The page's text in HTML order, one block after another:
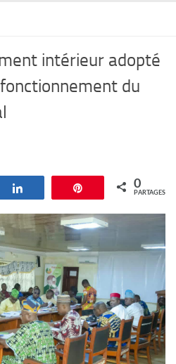
intérieur adopté
du
Épingle 0
PARTAGES